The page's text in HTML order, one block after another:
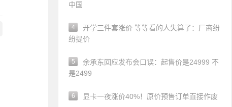
中国
4
开学三件套涨价 等等看的人失算了：厂商纷
纷提价
5
余承东回应发布会口误：起售价是24999 不
是2499
6 显卡一夜涨价40%！原价预售订单直接作废